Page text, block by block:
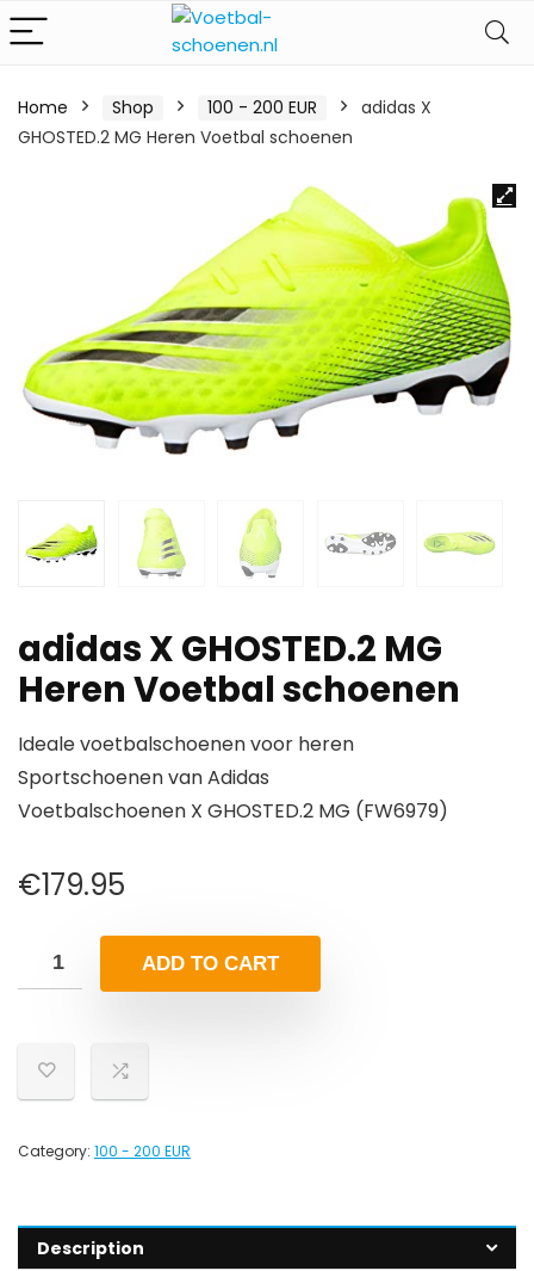
Home Shop 100 - 200 EUR
adidas X
GHOSTED.2 MG Heren Voetbal schoenen
adidas X GHOSTED.2 MG
Heren Voetbal schoenen
Ideale voetbalschoenen voor heren
Sportschoenen van Adidas
Voetbalschoenen X GHOSTED.2 MG (FW6979)
€179.95
ADD TO CART
Category: 100 - 200 EUR
Description